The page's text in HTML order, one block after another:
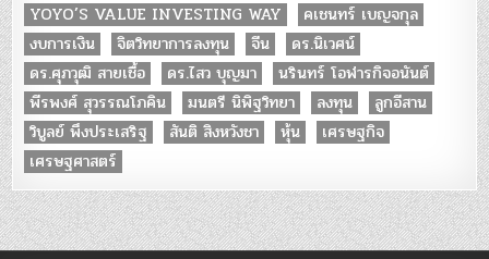
YOYO’S VALUE INVESTING WAY
คเชนทร์ เบญจกุล
งบการเงิน
จิตวิทยาการลงทุน จีน
ดร.นิเวศน์
ดร.ศุภวุฒิ สายเชื้อ
ดร.ไสว บุญมา
นรินทร์ โอฬารกิจอนันต์
พีรพงศ์ สุวรรณโภคิน
มนตรี นิพิฐวิทยา ลงทุน
ลูกอีสาน
วิบูลย์ พึงประเสริฐ
สันติ สิงหวังชา หุ้น
เศรษฐกิจ
เศรษฐศาสตร์